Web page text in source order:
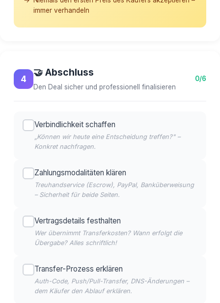
immer verhandeln
4
🤝 Abschluss
Den Deal sicher und professionell finalisieren
0/6
Verbindlichkeit schaffen
„Können wir heute eine Entscheidung treffen?" –
Konkret nachfragen.
Zahlungsmodalitäten klären
Treuhandservice (Escrow), PayPal, Banküberweisung
– Sicherheit für beide Seiten.
Vertragsdetails festhalten
Wer übernimmt Transferkosten? Wann erfolgt die
Übergabe? Alles schriftlich!
Transfer-Prozess erklären
Auth-Code, Push/Pull-Transfer, DNS-Änderungen –
dem Käufer den Ablauf erklären.